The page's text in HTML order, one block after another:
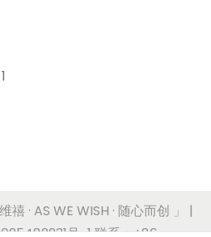
禧 · AS WE WISH · 随心而创 」
|